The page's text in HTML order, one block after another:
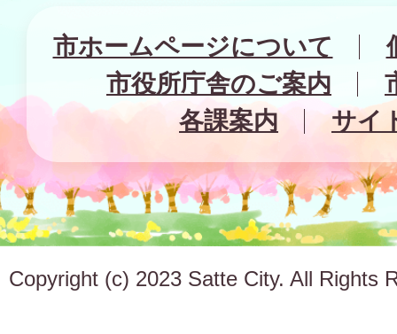
市ホームページについて
市役所庁舎のご案内
各課案内
サイ
Copyright (c) 2023 Satte City. All Rights